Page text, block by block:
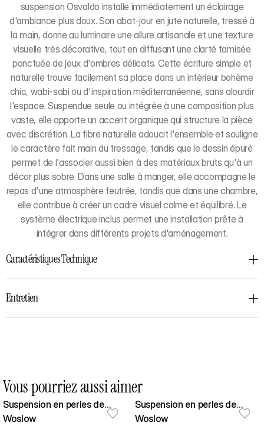
suspension Osvaldo installe immédiatement un éclairage
d'ambiance plus doux. Son abat-jour en jute naturelle, tressé à
la main, donne au luminaire une allure artisanale et une texture
visuelle très décorative, tout en diffusant une clarté tamisée
ponctuée de jeux d'ombres délicats. Cette écriture simple et
naturelle trouve facilement sa place dans un intérieur bohème
chic, wabi-sabi ou d'inspiration méditerranéenne, sans alourdir
l'espace. Suspendue seule ou intégrée à une composition plus
vaste, elle apporte un accent organique qui structure la pièce
avec discrétion. La fibre naturelle adoucit l'ensemble et souligne
le caractère fait main du tressage, tandis que le dessin épuré
permet de l'associer aussi bien à des matériaux bruts qu'à un
décor plus sobre. Dans une salle à manger, elle accompagne le
repas d'une atmosphère feutrée, tandis que dans une chambre,
elle contribue à créer un cadre visuel calme et équilibré. Le
système électrique inclus permet une installation prête à
intégrer dans différents projets d'aménagement.
Caractéristiques Technique
Entretien
Vous pourriez aussi aimer
Suspension en perles de
caféier
Woslow
Suspension en perles de
caféier
Woslow